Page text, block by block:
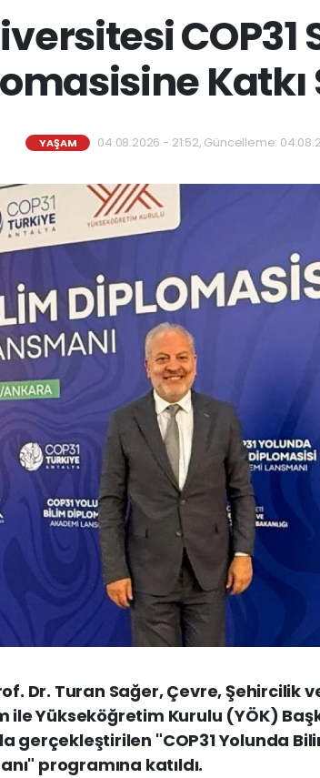
YAŞAM 04.08.2026 - 21:52, Güncelleme:
Dr. Turan Sağer, Çevre, Şehircilik
ile Yükseköğretim Kurulu (YÖK)
gerçekleştirilen "COP31 Yolunda
programına katıldı.